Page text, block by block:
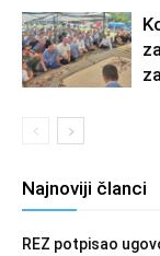
Najnoviji članci
REZ potpisao